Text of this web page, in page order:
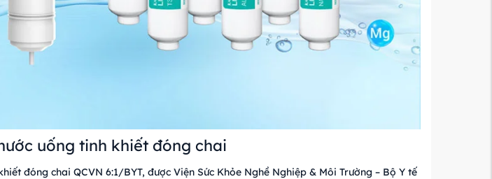
uống tinh khiết đóng chai
đóng chai QCVN 6:1/BYT, được Viện Sức Khỏe Nghề Nghiệp & Môi Trường – Bộ Y tế